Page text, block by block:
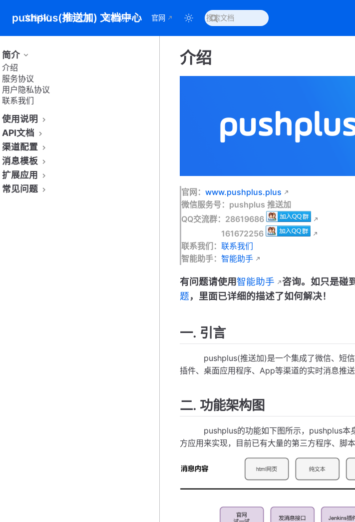
pushplus(推送加) 文档中心
文档中心 常用工具 智能助手 官网
简介
介绍
服务协议
用户隐私协议
联系我们
使用说明
API文档
渠道配置
消息模板
扩展应用
常见问题
介绍
官网：www.pushplus.plus
微信服务号：pushplus 推送加
QQ交流群：28619686
161672256
联系我们：联系我们
智能助手：智能助手
有问题请使用智能助手 咨询。如只是碰
题，里面已详细的描述了如何解决！
一. 引言
pushplus(推送加)是一个集成了微信、短信
插件、桌面应用程序、App等渠道的实时消息推
二. 功能架构图
pushplus的功能如下图所示，pushplus本身
方应用来实现，目前已有大量的第三方程序、脚